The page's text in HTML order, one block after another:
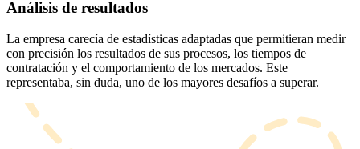
Análisis de resultados
La empresa carecía de estadísticas adaptadas que permitieran medir
con precisión los resultados de sus procesos, los tiempos de
contratación y el comportamiento de los mercados. Este
representaba, sin duda, uno de los mayores desafíos a superar.